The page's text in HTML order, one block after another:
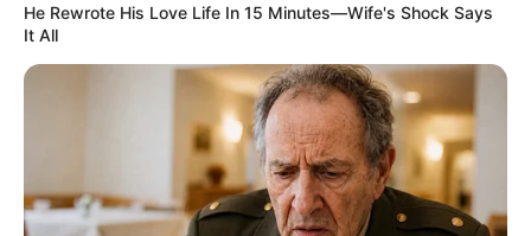
He Rewrote His Love Life In 15 Minutes—Wife's Shock Says
It All